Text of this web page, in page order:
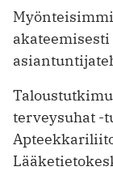
terveysuhat -